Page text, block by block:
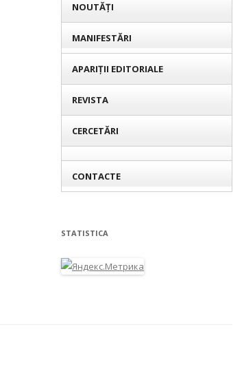
NOUTĂȚI
MANIFESTĂRI
APARIȚII EDITORIALE
REVISTA
CERCETĂRI
CONTACTE
STATISTICA